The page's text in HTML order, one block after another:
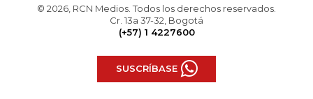
© 2026, RCN Medios. Todos los derechos reservados.
Cr. 13a 37-32, Bogotá
(+57) 1 4227600
SUSCRÍBASE